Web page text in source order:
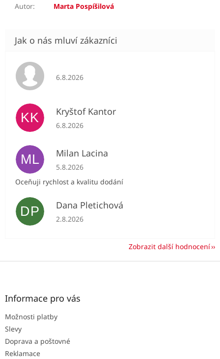
Autor: Marta Pospíšilová
Hodnocení obchodu je 5 z 5 hvězdiček.
6.8.2026
KK Kryštof Kantor
Hodnocení obchodu je 5 z 5 hvězdiček.
6.8.2026
ML Milan Lacina
Hodnocení obchodu je 5 z 5 hvězdiček.
5.8.2026
Oceňuji rychlost a kvalitu dodání
DP Dana Pletichová
Hodnocení obchodu je 5 z 5 hvězdiček.
2.8.2026
Zobrazit další hodnocení
Z
Informace pro vás
Možnosti platby
Slevy
Doprava a poštovné
Reklamace